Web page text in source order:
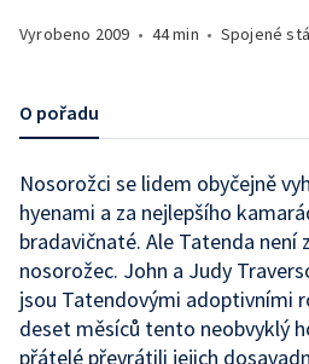
Vyrobeno 2009 • 44 min • Spojené
O pořadu
Nosorožci se lidem obyčejně
hyenami a za nejlepšího
bradavičnaté. Ale Tatenda není
nosorožec. John a Judy
jsou Tatendovými adoptivními
deset měsíců tento neobvyklý
přátelé převrátili jejich